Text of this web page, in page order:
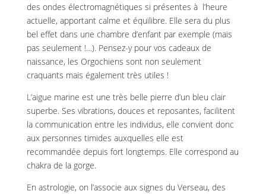
des ondes électromagnétiques si présentes à l’heure
actuelle, apportant calme et équilibre. Elle sera du plus
bel effet dans une chambre d’enfant par exemple (mais
pas seulement !…). Pensez-y pour vos cadeaux de
naissance, les Orgochiens sont non seulement
craquants mais également très utiles !
L’aigue marine est une très belle pierre d’un bleu clair
superbe. Ses vibrations, douces et reposantes, facilitent
la communication entre les individus, elle convient donc
aux personnes timides auxquelles elle est
recommandée depuis fort longtemps. Elle correspond au
chakra de la gorge.
En astrologie, on l’associe aux signes du Verseau, des